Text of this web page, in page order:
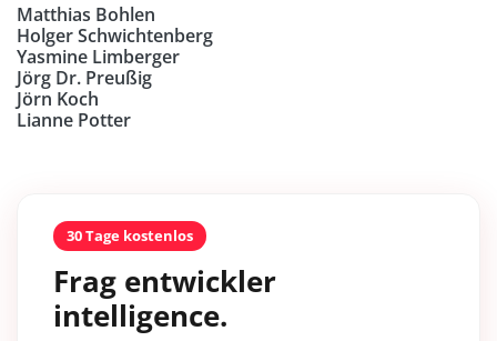
Matthias Bohlen
Holger Schwichtenberg
Yasmine Limberger
Jörg Dr. Preußig
Jörn Koch
Lianne Potter
30 Tage kostenlos
Frag entwickler
intelligence.